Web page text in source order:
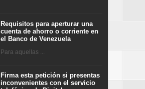
Requisitos para aperturar una
cuenta de ahorro o corriente en
el Banco de Venezuela
Para aquellas ...
Firma esta petición si presentas
inconvenientes con el servicio